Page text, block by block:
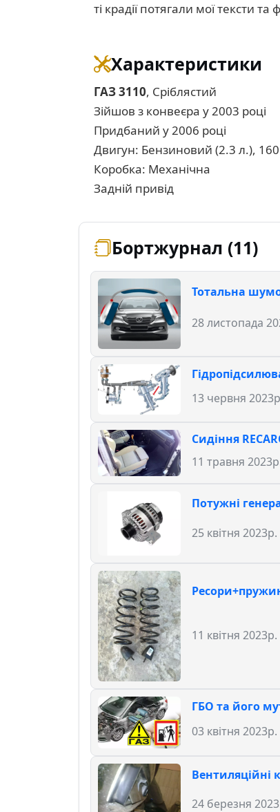
ті крадії потягали мої тексти
Характеристики
ГАЗ 3110, Сріблястий
Зійшов з конвеєра у 2003 році
Придбаний у 2006 році
Двигун: Бензиновий (2.3 л.), 160
Коробка: Механічна
Задній привід
Бортжурнал (11)
Тотальна
28 листопада
13 червня
Сидіння
11 травня
Потужні
25 квітня 2023р.
11 квітня 2023р.
ГБО та його
03 квітня 2023р.
Вентиляційні
24 березня